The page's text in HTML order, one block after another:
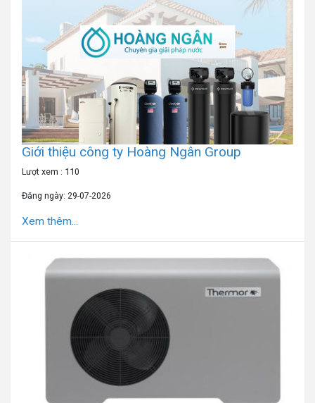
Giới thiệu công ty Hoàng Ngân Group
Lượt xem : 110
Đăng ngày: 29-07-2026
Xem thêm...